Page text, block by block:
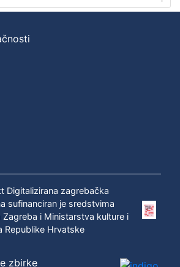
Digitalizirana zagrebačka
sufinanciran je sredstvima
Zagreba i Ministarstva kulture i
Republike Hrvatske
zbirke